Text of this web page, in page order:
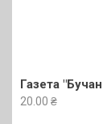
Газета
20.00 ₴